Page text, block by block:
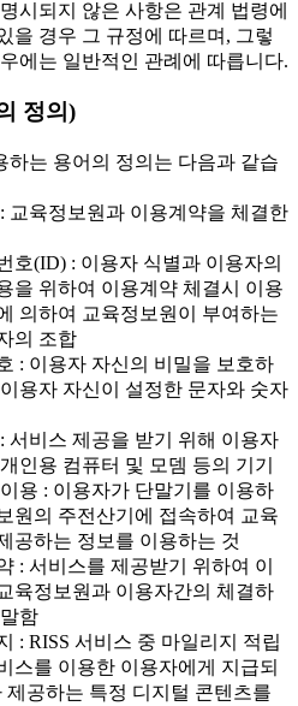
시되지 않은 사항은 관계 법령에
을 경우 그 규정에 따르며, 그렇
에는 일반적인 관례에 따릅니다.
정의)
하는 용어의 정의는 다음과 같습
육정보원과 이용계약을 체결한
호(ID) : 이용자 식별과 이용자의
을 위하여 이용계약 체결시 이용
의하여 교육정보원이 부여하는
의 조합
: 이용자 자신의 비밀을 보호하
용자 자신이 설정한 문자와 숫자
비스 제공을 받기 위해 이용자
인용 컴퓨터 및 모뎀 등의 기기
용 : 이용자가 단말기를 이용하
원의 주전산기에 접속하여 교육
공하는 정보를 이용하는 것
: 서비스를 제공받기 위하여 이
육정보원과 이용자간의 체결하
함
: RISS 서비스 중 마일리지 적립
스를 이용한 이용자에게 지급되
제공하는 특정 디지털 콘텐츠를